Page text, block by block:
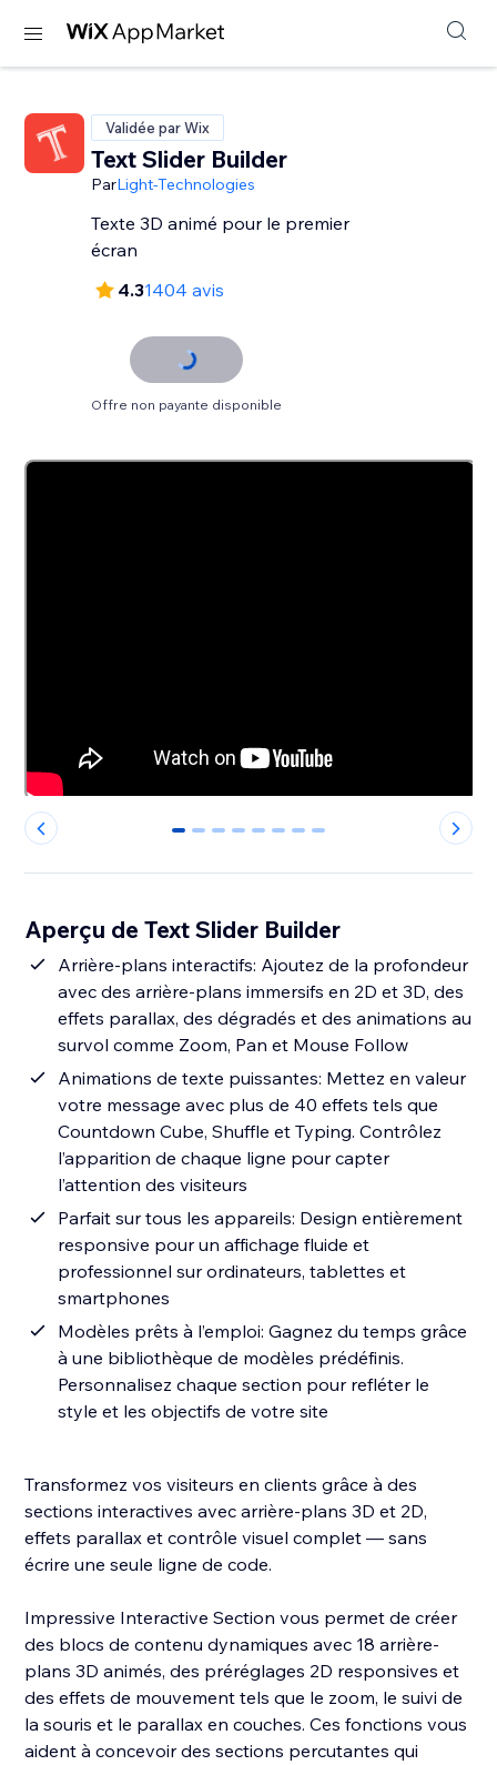
Validée par Wix
Text Slider Builder
ParLight-Technologies
Texte 3D animé pour le premier
écran
4.31404 avis
Offre non payante disponible
0 1 2 3 4 5 6 7
Aperçu de Text Slider Builder
Arrière-plans interactifs: Ajoutez de la profondeur
avec des arrière-plans immersifs en 2D et 3D, des
effets parallax, des dégradés et des animations au
survol comme Zoom, Pan et Mouse Follow
Animations de texte puissantes: Mettez en valeur
votre message avec plus de 40 effets tels que
Countdown Cube, Shuffle et Typing. Contrôlez
l’apparition de chaque ligne pour capter
l’attention des visiteurs
Parfait sur tous les appareils: Design entièrement
responsive pour un affichage fluide et
professionnel sur ordinateurs, tablettes et
smartphones
Modèles prêts à l’emploi: Gagnez du temps grâce
à une bibliothèque de modèles prédéfinis.
Personnalisez chaque section pour refléter le
style et les objectifs de votre site
Transformez vos visiteurs en clients grâce à des
sections interactives avec arrière-plans 3D et 2D,
effets parallax et contrôle visuel complet — sans
écrire une seule ligne de code.
Impressive Interactive Section vous permet de créer
des blocs de contenu dynamiques avec 18 arrière-
plans 3D animés, des préréglages 2D responsives et
des effets de mouvement tels que le zoom, le suivi de
la souris et le parallax en couches. Ces fonctions vous
aident à concevoir des sections percutantes qui